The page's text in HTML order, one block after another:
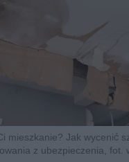
mieszkanie? Jak wycenić
z ubezpieczenia, fot.